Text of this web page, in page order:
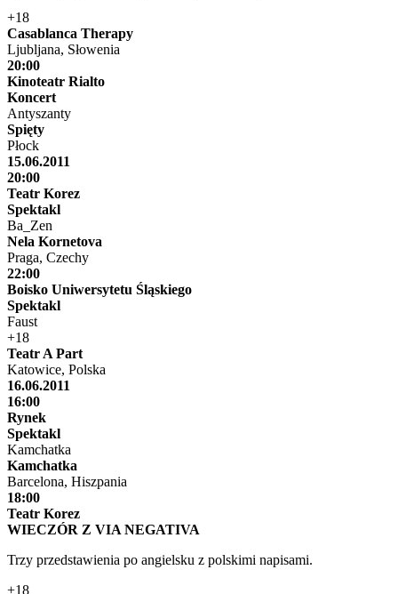
+18
Casablanca Therapy
Ljubljana, Słowenia
20:00
Kinoteatr Rialto
Koncert
Antyszanty
Spięty
Płock
15.06.2011
20:00
Teatr Korez
Spektakl
Ba_Zen
Nela Kornetova
Praga, Czechy
22:00
Boisko Uniwersytetu Śląskiego
Spektakl
Faust
+18
Teatr A Part
Katowice, Polska
16.06.2011
16:00
Rynek
Spektakl
Kamchatka
Kamchatka
Barcelona, Hiszpania
18:00
Teatr Korez
WIECZÓR Z VIA NEGATIVA
Trzy przedstawienia po angielsku z polskimi napisami.
+18